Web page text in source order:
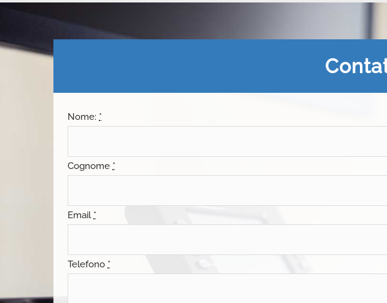
Nome: *
Cognome *
Email *
Telefono *